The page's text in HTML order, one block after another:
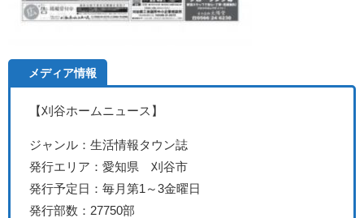
メディア情報
【刈谷ホームニュース】
ジャンル：生活情報タウン誌
発行エリア：愛知県 刈谷市
発行予定日：毎月第1～3金曜日
発行部数：27750部